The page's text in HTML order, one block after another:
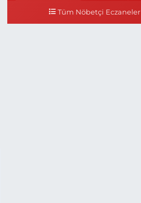
Tüm Nöbetçi Eczaneler